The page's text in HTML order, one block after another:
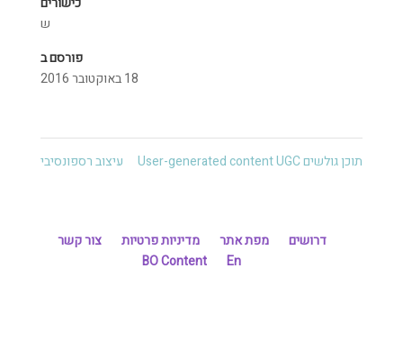
ש
פורסם ב
18 באוקטובר 2016
עיצוב רספונסיבי תוכן גולשים User-generated content UGC
דרושים מפת אתר מדיניות פרטיות
צור קשר
En
BO Content